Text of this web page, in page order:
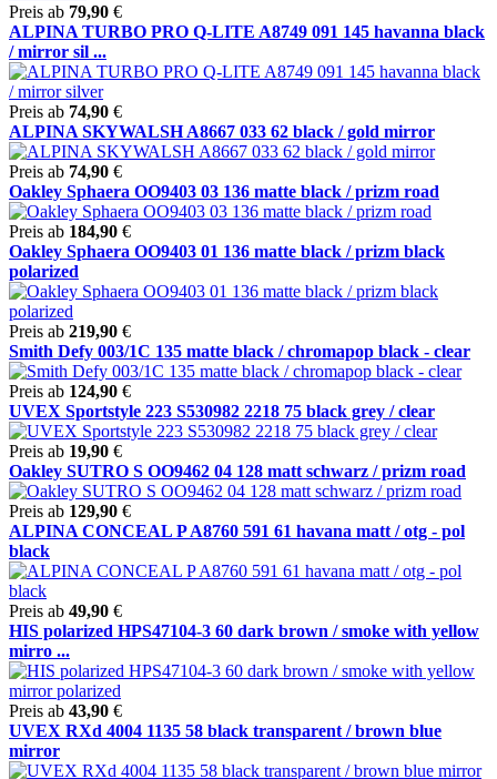
Preis ab 79,90 €
ALPINA TURBO PRO Q-LITE A8749 091 145 havanna black
/ mirror sil ...
Preis ab 74,90 €
ALPINA SKYWALSH A8667 033 62 black / gold mirror
Preis ab 74,90 €
Oakley Sphaera OO9403 03 136 matte black / prizm road
Preis ab 184,90 €
Oakley Sphaera OO9403 01 136 matte black / prizm black
polarized
Preis ab 219,90 €
Smith Defy 003/1C 135 matte black / chromapop black - clear
Preis ab 124,90 €
UVEX Sportstyle 223 S530982 2218 75 black grey / clear
Preis ab 19,90 €
Oakley SUTRO S OO9462 04 128 matt schwarz / prizm road
Preis ab 129,90 €
ALPINA CONCEAL P A8760 591 61 havana matt / otg - pol
black
Preis ab 49,90 €
HIS polarized HPS47104-3 60 dark brown / smoke with yellow
mirro ...
Preis ab 43,90 €
UVEX RXd 4004 1135 58 black transparent / brown blue
mirror